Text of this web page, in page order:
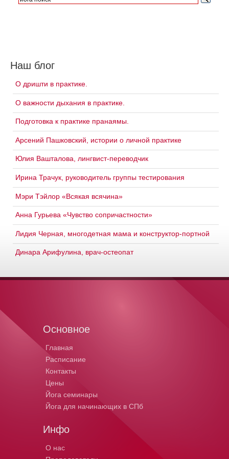
Наш блог
О дришти в практике.
О важности дыхания в практике.
Подготовка к практике пранаямы.
Арсений Пашковский, истории о личной практике
Юлия Вашталова, лингвист-переводчик
Ирина Трачук, руководитель группы тестирования
Мэри Тэйлор «Всякая всячина»
Анна Гурьева «Чувство сопричастности»
Лидия Черная, многодетная мама и конструктор-портной
Динара Арифулина, врач-остеопат
Основное
Главная
Расписание
Контакты
Цены
Йога семинары
Йога для начинающих в СПб
Инфо
О нас